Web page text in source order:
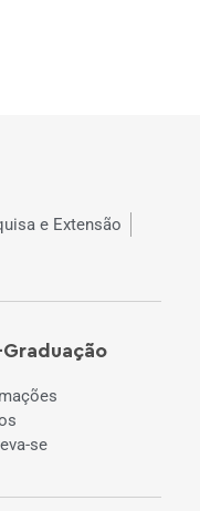
e Extensão
Graduação
se